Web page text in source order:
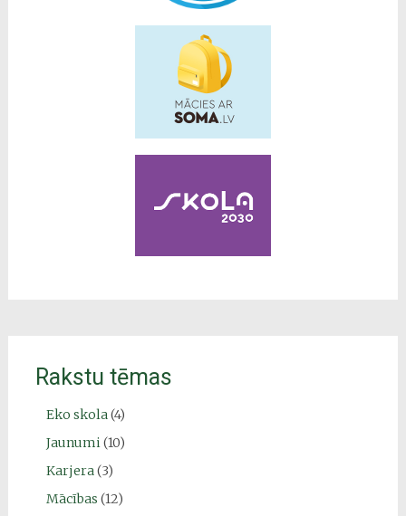
Rakstu tēmas
Eko skola(4)
Jaunumi(10)
Karjera(3)
Mācības (12)